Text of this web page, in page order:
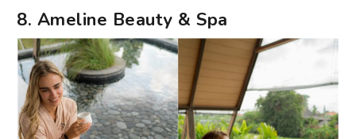
8. Ameline Beauty & Spa